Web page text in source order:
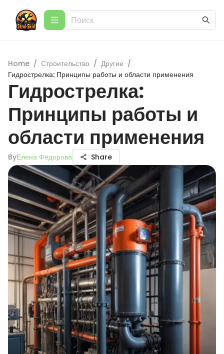
Home / Строительство / Другие /
Гидрострелка: Принципы работы и области применения
Гидрострелка:
Принципы работы и
области применения
ByЕлена Фёдорова Share